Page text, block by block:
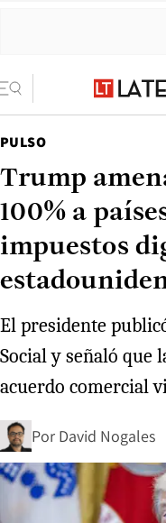
PULSO
Trump
100% a
impuestos
El presidente
Social y señaló que
acuerdo comercial
Por David Nogales